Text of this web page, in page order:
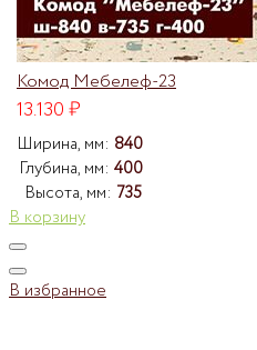
Комод Мебелеф-23
13.130₽
Ширина, мм: 840
Глубина, мм: 400
Высота, мм: 735
В корзину
В избранное